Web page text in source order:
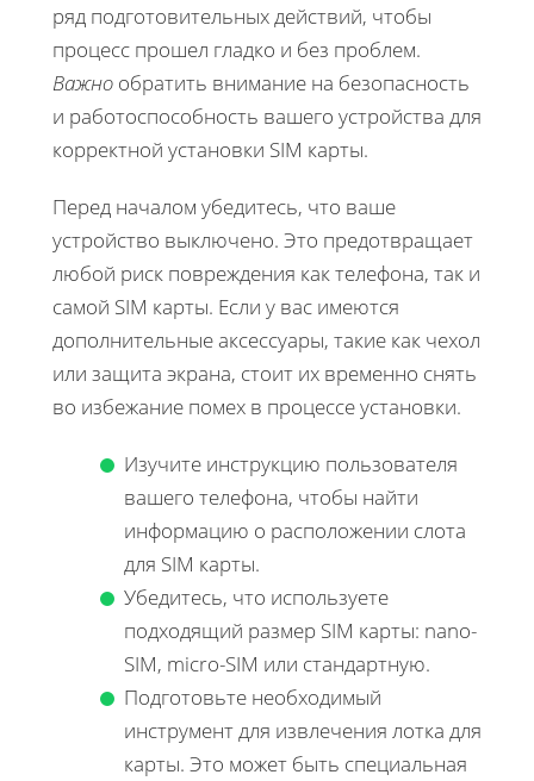
ряд подготовительных действий, чтобы
процесс прошел гладко и без проблем.
Важно обратить внимание на безопасность
и работоспособность вашего устройства для
корректной установки SIM карты.
Перед началом убедитесь, что ваше
устройство выключено. Это предотвращает
любой риск повреждения как телефона, так и
самой SIM карты. Если у вас имеются
дополнительные аксессуары, такие как чехол
или защита экрана, стоит их временно снять
во избежание помех в процессе установки.
Изучите инструкцию пользователя
вашего телефона, чтобы найти
информацию о расположении слота
для SIM карты.
Убедитесь, что используете
подходящий размер SIM карты: nano-
SIM, micro-SIM или стандартную.
Подготовьте необходимый
инструмент для извлечения лотка для
карты. Это может быть специальная